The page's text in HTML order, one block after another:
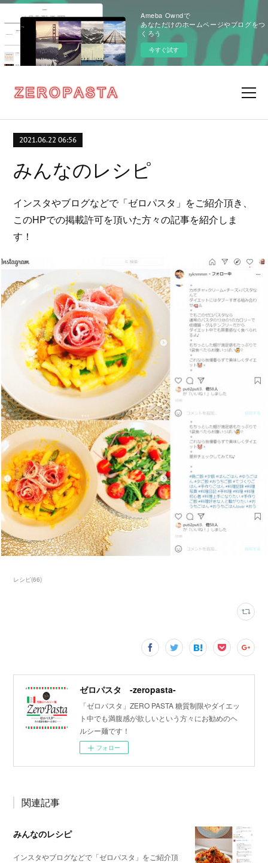
Ameba Owndで
あなただけのホームページやブログをつ
くろう
今すぐ試す
2021.06.22 06:56
みんなのレシピ
インスタやブログなどで「ゼロパスタ」をご紹介頂き、
このHPでの掲載許可を頂いた方々の記事を紹介しま
す！
レシピ(66)
ゼロパスタ -zeropasta-
「ゼロパスタ」ZERO PASTA 糖質制限やダイエッ
ト中でも満腹感が欲しいという方々にお勧めのヘ
ルシー麺です！
フォロー
関連記事
みんなのレシピ
インスタやブログなどで「ゼロパスタ」をご紹介頂